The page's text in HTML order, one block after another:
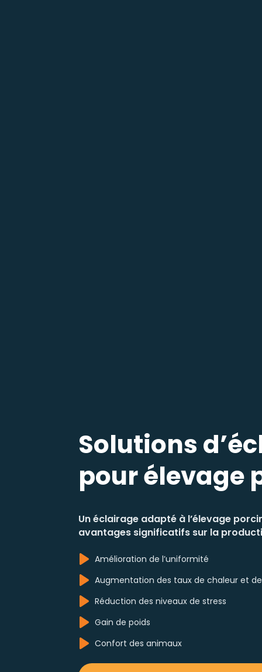
Solutions
pour élevage
Un éclairage adapté à l’élevage
avantages significatifs sur la
Amélioration de l’uniformité
Augmentation des taux de chaleur et
Réduction des niveaux de stress
Gain de poids
Confort des animaux